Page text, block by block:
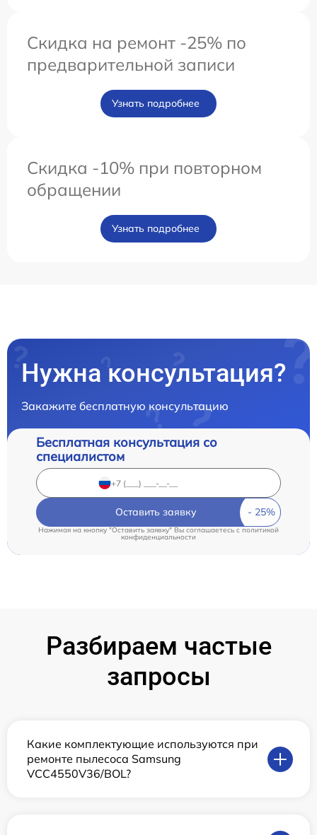
Скидка на ремонт -25% по
предварительной записи
Узнать подробнее
Скидка -10% при повторном
обращении
Узнать подробнее
Нужна консультация?
Закажите бесплатную консультацию
Бесплатная консультация со
специалистом
Оставить заявку
Нажимая на кнопку "Оставить заявку" Вы соглашаетесь c политикой
конфиденциальности
Разбираем частые
запросы
Какие комплектующие используются при
ремонте пылесоса Samsung
VCC4550V36/BOL?